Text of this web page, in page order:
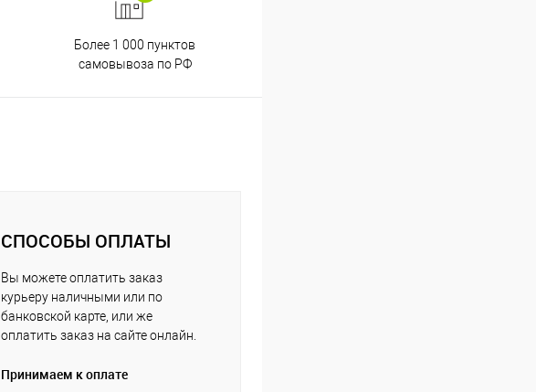
Более 1 000 пунктов
самовывоза по РФ
СПОСОБЫ ОПЛАТЫ
Вы можете оплатить заказ
курьеру наличными или по
банковской карте, или же
оплатить заказ на сайте онлайн.
Принимаем к оплате